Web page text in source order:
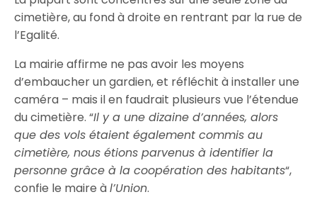
cimetière, au fond à droite en rentrant par la rue de
l’Egalité.
La mairie affirme ne pas avoir les moyens
d’embaucher un gardien, et réfléchit à installer une
caméra – mais il en faudrait plusieurs vue l’étendue
du cimetière. “Il y a une dizaine d’années, alors
que des vols étaient également commis au
cimetière, nous étions parvenus à identifier la
personne grâce à la coopération des habitants“,
confie le maire àl’Union.